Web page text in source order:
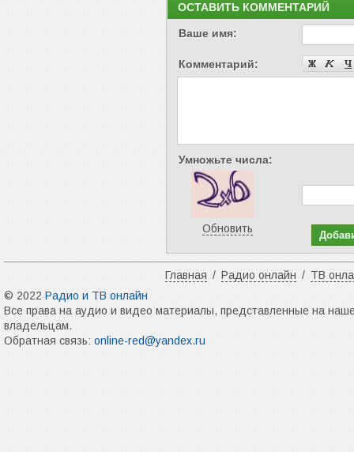
ОСТАВИТЬ КОММЕНТАРИЙ
Ваше имя:
Комментарий:
Умножьте числа:
Обновить
Главная / Радио онлайн / ТВ
© 2022 Радио и ТВ онлайн
Все права на аудио и видео материалы, представленные на
владельцам.
Обратная связь: online-red@yandex.ru